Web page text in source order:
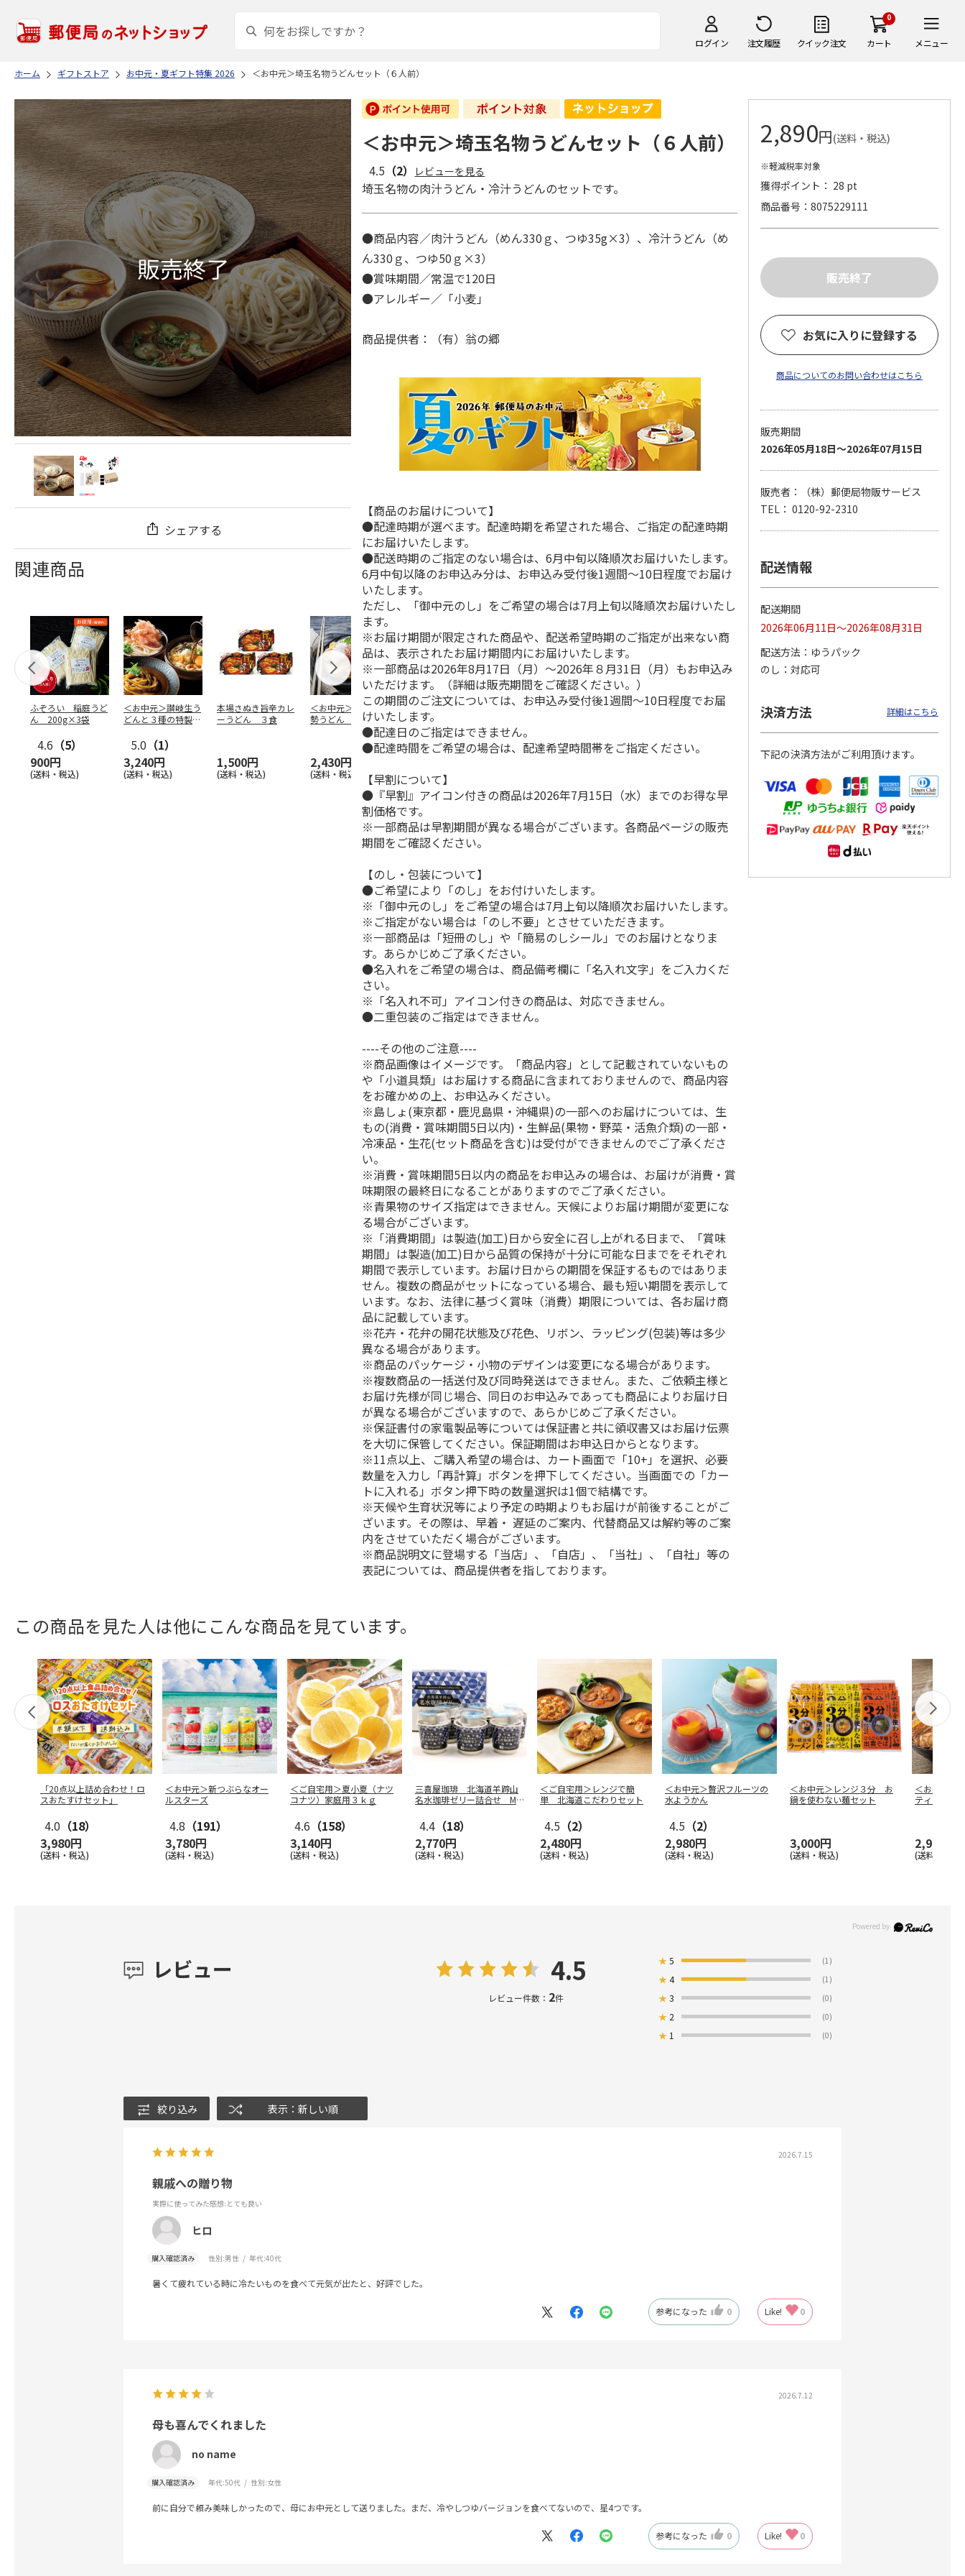
ログイン 注文履歴 クイック注文
0
カート メニュー
ホーム ギフトストア お中元・夏ギフト特集 2026 ＜お中元＞埼玉名物うどんセット（６人前）
シェアする
関連商品
ふぞろい 稲庭うど
ん 200g×3袋
4.6 （5）
900円
(送料・税込)
＜お中元＞讃岐生う
どんと３種の特製だ
5.0 （1）
3,240円
(送料・税込)
本場さぬき旨辛カレ
ーうどん ３食
1,500円
(送料・税込)
＜お中元＞冷やし伊
勢うどん ６食
2,430円
(送料・税込)
伊勢うどん ８食
4.8（4）
(送料・税込)
水沢うどん ６食
純生讃岐カレーうど
4.5 （2）
本場さぬきカレーう
稲庭手延うどん Ｋ
Ｐ－３５Ｆ
3,300円
小川の稲庭うどん詰
合せ Ａ
3,500円
(送料・税込)
＜お中元＞埼玉名物うどんセット（６人前）
4.5 （2） レビューを見る
埼玉名物の肉汁うどん・冷汁うどんのセットです。
●商品内容／肉汁うどん（めん330ｇ、つゆ35g×3）、冷汁うどん（め
ん330ｇ、つゆ50ｇ×3）
●賞味期間／常温で120日
●アレルギー／「小麦」
商品提供者：（有）翁の郷
【商品のお届けについて】
●配達時期が選べます。配達時期を希望された場合、ご指定の配達時期
にお届けいたします。
●配送時期のご指定のない場合は、6月中旬以降順次お届けいたします。
6月中旬以降のお申込み分は、お申込み受付後1週間～10日程度でお届け
いたします。
ただし、「御中元のし」をご希望の場合は7月上旬以降順次お届けいたし
ます。
※お届け期間が限定された商品や、配送希望時期のご指定が出来ない商
品は、表示されたお届け期間内にお届けいたします。
※一部商品は2026年8月17日（月）～2026年８月31日（月）もお申込み
いただけます。（詳細は販売期間をご確認ください。）
この期間のご注文については、お申込み受付後1週間～10日程度でお届
けいたします。
●配達日のご指定はできません。
●配達時間をご希望の場合は、配達希望時間帯をご指定ください。
【早割について】
●『早割』アイコン付きの商品は2026年7月15日（水）までのお得な早
割価格です。
※一部商品は早割期間が異なる場合がございます。各商品ページの販売
期間をご確認ください。
【のし・包装について】
●ご希望により「のし」をお付けいたします。
※「御中元のし」をご希望の場合は7月上旬以降順次お届けいたします。
※ご指定がない場合は「のし不要」とさせていただきます。
※一部商品は「短冊のし」や「簡易のしシール」でのお届けとなりま
す。あらかじめご了承ください。
●名入れをご希望の場合は、商品備考欄に「名入れ文字」をご入力くだ
さい。
※「名入れ不可」アイコン付きの商品は、対応できません。
●二重包装のご指定はできません。
----その他のご注意----
※商品画像はイメージです。「商品内容」として記載されていないもの
や「小道具類」はお届けする商品に含まれておりませんので、商品内容
をお確かめの上、お申込みください。
※島しょ(東京都・鹿児島県・沖縄県)の一部へのお届けについては、生
もの(消費・賞味期間5日以内)・生鮮品(果物・野菜・活魚介類)の一部・
冷凍品・生花(セット商品を含む)は受付ができませんのでご了承くださ
い。
※消費・賞味期間5日以内の商品をお申込みの場合は、お届けが消費・賞
味期限の最終日になることがありますのでご了承ください。
※青果物のサイズ指定はできません。天候によりお届け期間が変更にな
る場合がございます。
※「消費期間」は製造(加工)日から安全に召し上がれる日まで、「賞味
期間」は製造(加工)日から品質の保持が十分に可能な日までをそれぞれ
期間で表示しています。お届け日からの期間を保証するものではありま
せん。複数の商品がセットになっている場合、最も短い期間を表示して
います。なお、法律に基づく賞味（消費）期限については、各お届け商
品に記載しています。
※花卉・花弁の開花状態及び花色、リボン、ラッピング(包装)等は多少
異なる場合があります。
※商品のパッケージ・小物のデザインは変更になる場合があります。
※複数商品の一括送付及び同時発送はできません。また、ご依頼主様と
お届け先様が同じ場合、同日のお申込みであっても商品によりお届け日
が異なる場合がございますので、あらかじめご了承ください。
※保証書付の家電製品等については保証書と共に領収書又はお届け伝票
を大切に保管してください。保証期間はお申込日からとなります。
※11点以上、ご購入希望の場合は、カート画面で「10+」を選択、必要
数量を入力し「再計算」ボタンを押下してください。当画面での「カー
トに入れる」ボタン押下時の数量選択は1個で結構です。
※天候や生育状況等により予定の時期よりもお届けが前後することがご
ざいます。その際は、早着・ 遅延のご案内、代替商品又は解約等のご案
内をさせていただく場合がございます。
※商品説明文に登場する「当店」、「自店」、「当社」、「自社」等の
表記については、商品提供者を指しております。
2,890円(送料・税込)
※軽減税率対象
獲得ポイント： 28 pt
商品番号
8075229111
お気に入りに登録する
商品についてのお問い合わせはこちら
販売期間
2026年05月18日～2026年07月15日
販売者：（株）郵便局物販サービス
TEL： 0120-92-2310
配送情報
配送期間
2026年06月11日～2026年08月31日
配送方法
ゆうパック
のし
対応可
決済方法 詳細はこちら
下記の決済方法がご利用頂けます。
この商品を見た人は他にこんな商品を見ています。
「20点以上詰め合わせ！ロ
スおたすけセット」
4.0 （18）
3,980円
(送料・税込)
＜お中元＞新つぶらなオー
ルスターズ
4.8 （191）
3,780円
(送料・税込)
＜ご自宅用＞夏小夏（ナツ
コナツ）家庭用３ｋｇ
4.6 （158）
3,140円
(送料・税込)
三喜屋珈琲 北海道羊蹄山
名水珈琲ゼリー詰合せ MC
4.4 （18）
2,770円
(送料・税込)
＜ご自宅用＞レンジで簡
単 北海道こだわりセット
4.5 （2）
2,480円
(送料・税込)
＜お中元＞贅沢フルーツの
水ようかん
4.5 （2）
2,980円
(送料・税込)
＜お中元＞レンジ３分 お
鍋を使わない麺セット
3,000円
(送料・税込)
＜お中元＞
ティセット
2,980円
(送料・税込)
レビュー 4.5
レビュー件数： 2件
★5 (1)
★4 (1)
★3 (0)
★ 2 (0)
★ 1 (0)
絞り込み 表示：新しい順
2026.7.15
親戚への贈り物
実際に使ってみた感想:とても良い
ヒロ
購入確認済み 性別:男性 年代:40代
暑くて疲れている時に冷たいものを食べて元気が出たと、好評でした。
参考になった 0 Like! 0
2026.7.12
母も喜んでくれました
no name
購入確認済み 年代:50代 性別:女性
前に自分で頼み美味しかったので、母にお中元として送りました。まだ、冷やしつゆバージョンを食べてないので、星4つです。
参考になった 0 Like! 0